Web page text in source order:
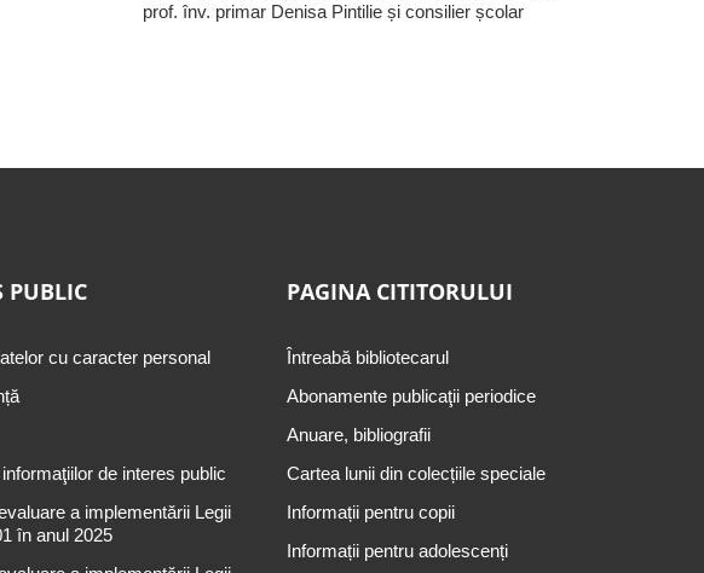
prof. înv. primar Denisa Pintilie și consilier școlar
PUBLIC
cu caracter personal
de interes public
a implementării Legii
în anul 2025
PAGINA CITITORULUI
Întreabă bibliotecarul
Abonamente publicaţii periodice
Anuare, bibliografii
Cartea lunii din colecțiile speciale
Informații pentru copii
Informații pentru adolescenți